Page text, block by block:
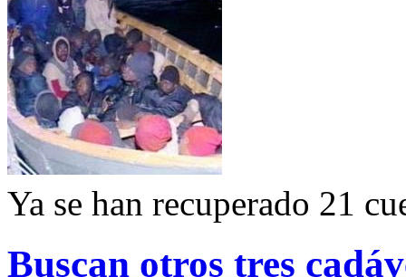
Ya se han recuperado 21
Buscan otros tres